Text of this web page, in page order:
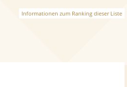
Informationen zum Ranking dieser Liste